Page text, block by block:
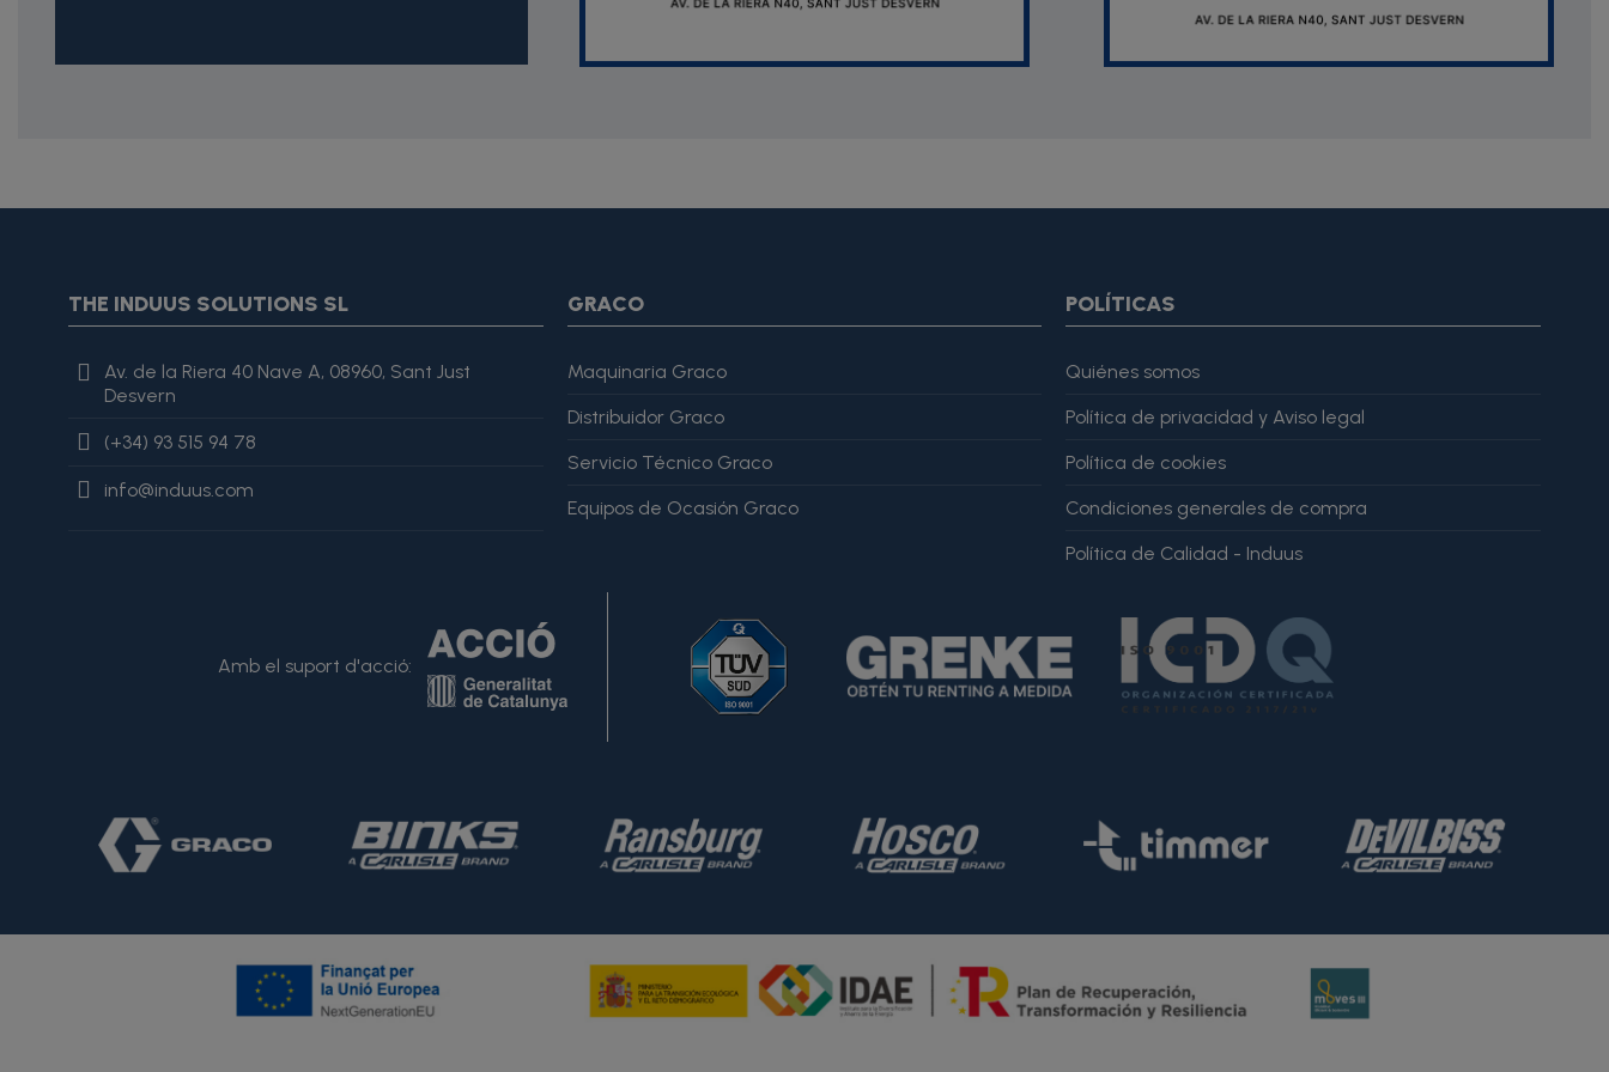
THE INDUUS SOLUTIONS SL
Av. de la Riera 40 Nave A, 08960, Sant Just
Desvern
(+34) 93 515 94 78
info@induus.com
GRACO
Maquinaria Graco
Distribuidor Graco
Servicio Técnico Graco
Equipos de Ocasión Graco
POLÍTICAS
Quiénes somos
Política de privacidad y Aviso legal
Política de cookies
Condiciones generales de compra
Política de Calidad - Induus
Amb el suport d'acció:
"review": { "@type": "Review", "author": { "@type": "Person", "name": "Alfonso Martínez" }, "reviewRating": { "@type": "Rating", "ratingValue": 4, "bestRating": 5 }, "reviewBody": "Este producto
es excelente, lo recomiendo totalmente." }